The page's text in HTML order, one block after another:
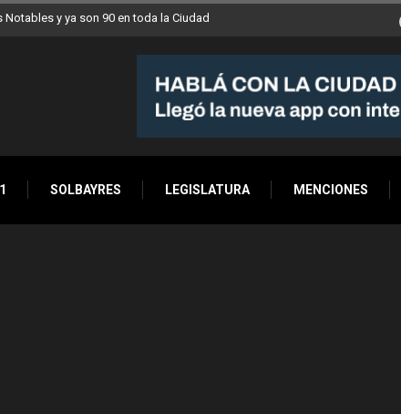
y ya son 90 en toda la Ciudad
SOLBAYRES LEGISLATURA MENCIONES